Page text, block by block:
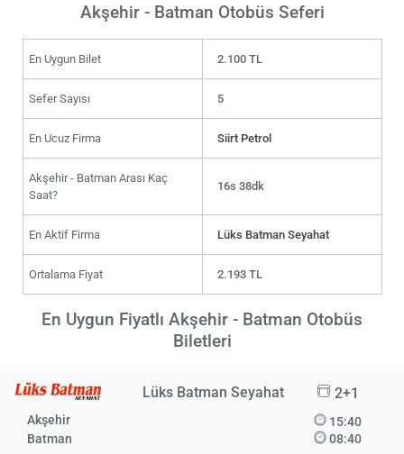
Akşehir - Batman Otobüs Seferi
En Uygun Bilet 2.100 TL
Sefer Sayısı 5
En Ucuz Firma Siirt Petrol
Akşehir - Batman Arası Kaç
Saat?
16s 38dk
En Aktif Firma Lüks Batman Seyahat
Ortalama Fiyat 2.193 TL
En Uygun Fiyatlı Akşehir - Batman Otobüs
Biletleri
Lüks Batman Seyahat 2+1
Akşehir
Batman
15:40
08:40